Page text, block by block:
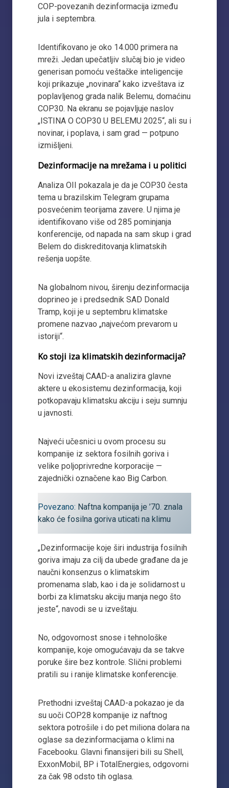
COP-povezanih dezinformacija između
jula i septembra.
Identifikovano je oko 14.000 primera na
mreži. Jedan upečatljiv slučaj bio je video
generisan pomoću veštačke inteligencije
koji prikazuje „novinara“ kako izveštava iz
poplavljenog grada nalik Belemu, domaćinu
COP30. Na ekranu se pojavljuje naslov
„ISTINA O COP30 U BELEMU 2025“, ali su i
novinar, i poplava, i sam grad — potpuno
izmišljeni.
Dezinformacije na mrežama i u politici
Analiza OII pokazala je da je COP30 česta
tema u brazilskim Telegram grupama
posvećenim teorijama zavere. U njima je
identifikovano više od 285 pominjanja
konferencije, od napada na sam skup i grad
Belem do diskreditovanja klimatskih
rešenja uopšte.
Na globalnom nivou, širenju dezinformacija
doprineo je i predsednik SAD Donald
Tramp, koji je u septembru klimatske
promene nazvao „najvećom prevarom u
istoriji“.
Ko stoji iza klimatskih dezinformacija?
Novi izveštaj CAAD-a analizira glavne
aktere u ekosistemu dezinformacija, koji
potkopavaju klimatsku akciju i seju sumnju
u javnosti.
Najveći učesnici u ovom procesu su
kompanije iz sektora fosilnih goriva i
velike poljoprivredne korporacije —
zajednički označene kao Big Carbon.
Povezano: Naftna kompanija je ’70. znala
kako će fosilna goriva uticati na klimu
„Dezinformacije koje širi industrija fosilnih
goriva imaju za cilj da ubede građane da je
naučni konsenzus o klimatskim
promenama slab, kao i da je solidarnost u
borbi za klimatsku akciju manja nego što
jeste“, navodi se u izveštaju.
No, odgovornost snose i tehnološke
kompanije, koje omogućavaju da se takve
poruke šire bez kontrole. Slični problemi
pratili su i ranije klimatske konferencije.
Prethodni izveštaj CAAD-a pokazao je da
su uoči COP28 kompanije iz naftnog
sektora potrošile i do pet miliona dolara na
oglase sa dezinformacijama o klimi na
Facebooku. Glavni finansijeri bili su Shell,
ExxonMobil, BP i TotalEnergies, odgovorni
za čak 98 odsto tih oglasa.